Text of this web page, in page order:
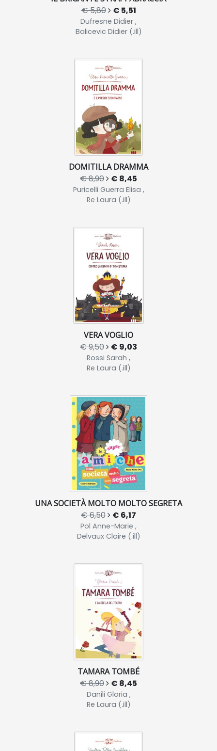
€ 5,80 € 5,51
Dufresne Didier ,
Balicevic Didier (.ill)
DOMITILLA DRAMMA
€ 8,90 € 8,45
Puricelli Guerra Elisa ,
Re Laura (.ill)
VERA VOGLIO
€ 9,50 € 9,03
Rossi Sarah ,
Re Laura (.ill)
UNA SOCIETÀ MOLTO MOLTO SEGRETA
€ 6,50 € 6,17
Pol Anne-Marie ,
Delvaux Claire (.ill)
TAMARA TOMBÉ
€ 8,90 € 8,45
Danili Gloria ,
Re Laura (.ill)